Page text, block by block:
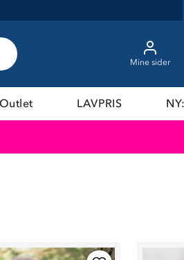
Mine sider
LAVPRIS